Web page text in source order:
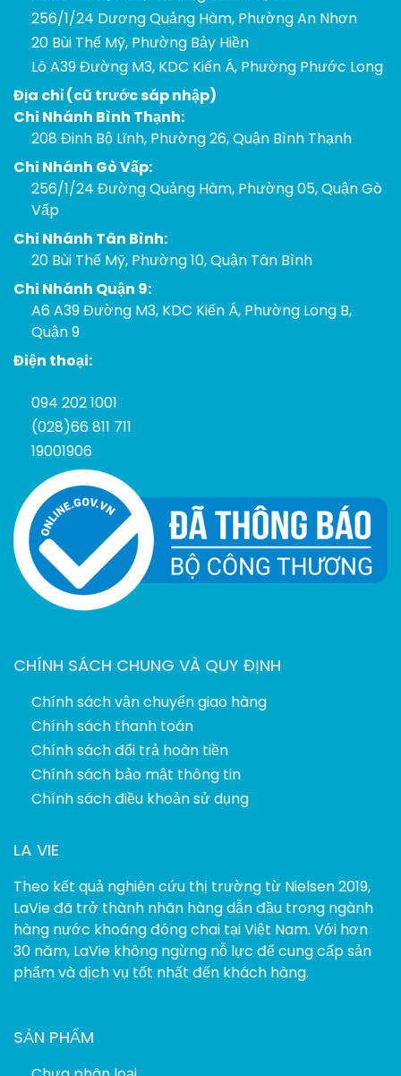
256/1/24 Dương Quảng Hàm, Phường An Nhơn
20 Bùi Thế Mỹ, Phường Bảy Hiền
Lô A39 Đường M3, KDC Kiến Á, Phường Phước Long
Địa chỉ (cũ trước sáp nhập)
Chi Nhánh Bình Thạnh:
208 Đinh Bộ Lĩnh, Phường 26, Quận Bình Thạnh
Chi Nhánh Gò Vấp:
256/1/24 Đường Quảng Hàm, Phường 05, Quận Gò
Vấp
Chi Nhánh Tân Bình:
20 Bùi Thế Mỹ, Phường 10, Quận Tân Bình
Chi Nhánh Quận 9:
A6 A39 Đường M3, KDC Kiến Á, Phường Long B,
Quận 9
Điện thoại:
094 202 1001
(028)66 811 711
19001906
CHÍNH SÁCH CHUNG VÀ QUY ĐỊNH
Chính sách vận chuyển giao hàng
Chính sách thanh toán
Chính sách đổi trả hoàn tiền
Chính sách bảo mật thông tin
Chính sách điều khoản sử dụng
LA VIE
Theo kết quả nghiên cứu thị trường từ Nielsen 2019,
LaVie đã trở thành nhãn hàng dẫn đầu trong ngành
hàng nước khoáng đóng chai tại Việt Nam. Với hơn
30 năm, LaVie không ngừng nỗ lực để cung cấp sản
phẩm và dịch vụ tốt nhất đến khách hàng.
SẢN PHẨM